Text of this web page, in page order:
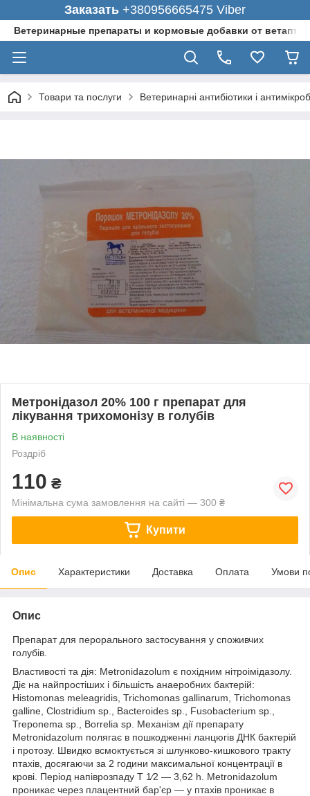
Заказать +380956665475 Viber
Ветеринарные препараты и кормовые добавки от
Товари та послуги Ветеринарні антибіотики і
Метронідазол 20% 100 г препарат для
лікування трихомонізу в голубів
В наявності
Роздріб
110 ₴
Мінімальна сума замовлення на сайті — 300 ₴
Купити
Опис Характеристики Доставка Оплата Умови
Опис
Препарат для перорального застосування у споживчих
голубів.
Властивості та дія: Metronidazolum є похідним нітроімідазолу.
Діє на найпростіших і більшість анаеробних бактерій:
Histomonas meleagridis, Trichomonas gallinarum, Trichomonas
galline, Clostridium sp., Bacteroides sp., Fusobacterium sp.,
Treponema sp., Borrelia sp. Механізм дії препарату
Metronidazolum полягає в пошкодженні ланцюгів ДНК бактерій
і протозу. Швидко всмоктується зі шлунково-кишкового тракту
птахів, досягаючи за 2 години максимальної концентрації в
крові. Період напіврозпаду Т 1⁄2 — 3,62 h. Metronidazolum
проникає через плацентний бар'єр — у птахів проникає в